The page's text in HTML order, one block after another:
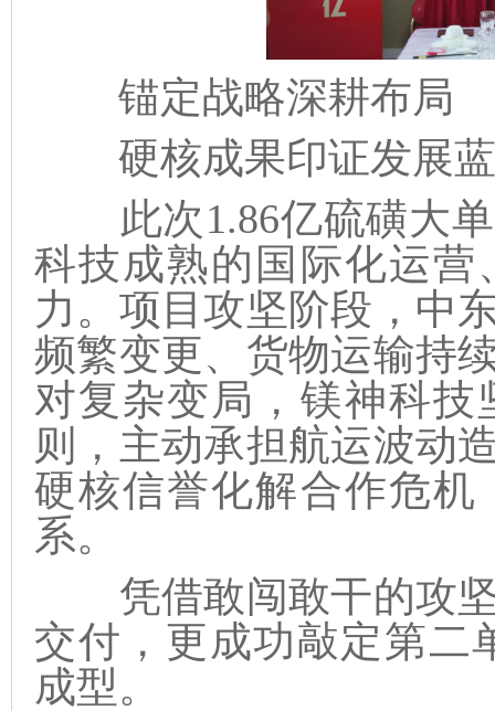
锚定战略深耕布局
硬核成果印证发展
此次1.86亿硫磺大单
科技成熟的国际化运
力。项目攻坚阶段，中
频繁变更、货物运输持
对复杂变局，镁神科
则，主动承担航运波动
硬核信誉化解合作危
系。
凭借敢闯敢干的攻坚
交付，更成功敲定第二
成型。